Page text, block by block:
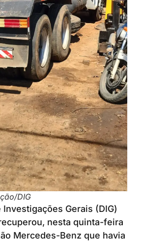
DIG
Investigações Gerais (DIG)
nesta quinta-feira
Mercedes-Benz que havia